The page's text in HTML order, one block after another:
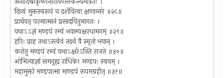
दिव्यं मुक्तस्वरूपं च दर्शयित्वा क्षणान्तरे ॥२८॥
प्रार्थयत् परमात्मानं प्रसादयितुमागतः ।
यथाऽऽज्ञं मण्डपं रम्यं भवाम्यक्षरधामगम् ॥२९॥
हरिः प्राह तथाऽस्त्वेवं तदर्थं वै स्मृतो भवान् ।
करोतु मण्डपं रम्यं यथाऽक्षरेऽस्ति राजते ॥३०॥
ओमित्याज्ञां समगृह्य राधिके! मण्डपः स्वयम् ।
महामुक्तो मण्डपात्मा माण्डपं रूपमग्रहीत् ॥३१॥